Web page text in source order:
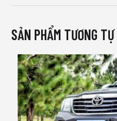
SẢN PHẨM TƯƠNG TỰ